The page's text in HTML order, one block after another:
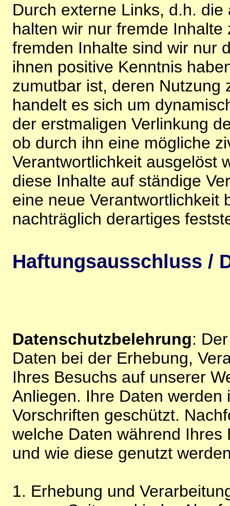
Durch externe Links, d.h.
halten wir nur fremde
fremden Inhalte sind wir nur
ihnen positive Kenntnis
zumutbar ist, deren Nutzung
handelt es sich um
der erstmaligen Verlinkung
ob durch ihn eine mögliche
Verantwortlichkeit ausgelöst
diese Inhalte auf ständige
eine neue Verantwortlichkeit
nachträglich derartiges
Haftungsausschluss /
Datenschutzbelehrung:
Daten bei der Erhebung,
Ihres Besuchs auf unserer
Anliegen. Ihre Daten
Vorschriften geschützt.
welche Daten während
und wie diese genutzt
1. Erhebung und